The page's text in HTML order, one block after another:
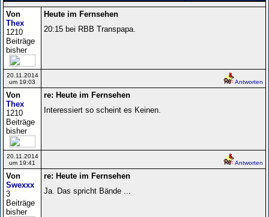
Von
Thex
1210
Beiträge
bisher
Heute im Fernsehen
20:15 bei RBB Transpapa.
20.11.2014
um 19:03
Antworten
Von
Thex
1210
Beiträge
bisher
re: Heute im Fernsehen
Interessiert so scheint es Keinen.
20.11.2014
um 19:41
Antworten
Von
Swexxx
3
Beiträge
bisher
re: Heute im Fernsehen
Ja. Das spricht Bände ...